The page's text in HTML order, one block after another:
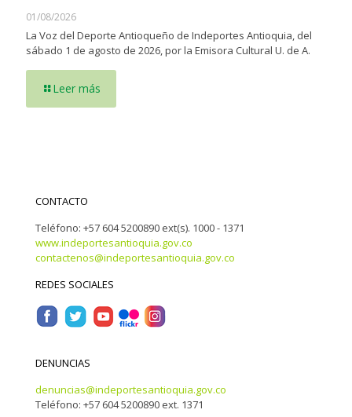
01/08/2026
La Voz del Deporte Antioqueño de Indeportes Antioquia, del
sábado 1 de agosto de 2026, por la Emisora Cultural U. de A.
Leer más
CONTACTO
Teléfono: +57 604 5200890 ext(s). 1000 - 1371
www.indeportesantioquia.gov.co
contactenos@indeportesantioquia.gov.co
REDES SOCIALES
DENUNCIAS
denuncias@indeportesantioquia.gov.co
Teléfono: +57 604 5200890 ext. 1371